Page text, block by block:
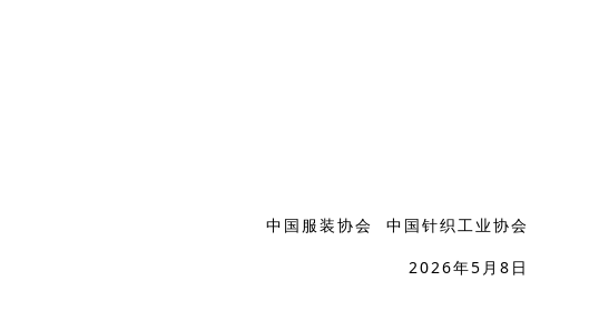
中国服装协会 中国针织工业协会
2026年5月8日